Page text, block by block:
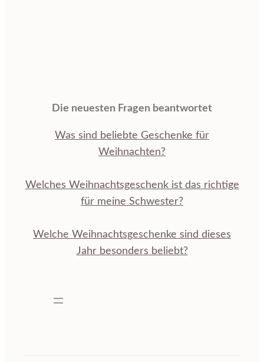
Die neuesten Fragen beantwortet
Was sind beliebte Geschenke für
Weihnachten?
Welches Weihnachtsgeschenk ist das richtige
für meine Schwester?
Welche Weihnachtsgeschenke sind dieses
Jahr besonders beliebt?